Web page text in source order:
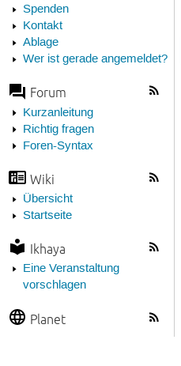
Spenden
Kontakt
Ablage
Wer ist gerade angemeldet?
Forum
Kurzanleitung
Richtig fragen
Foren-Syntax
Wiki
Übersicht
Startseite
Ikhaya
Eine Veranstaltung
vorschlagen
Planet